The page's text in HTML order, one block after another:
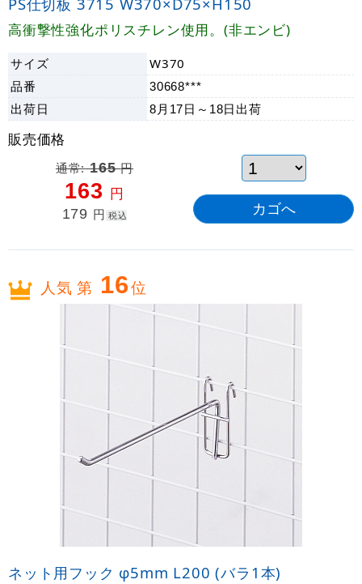
高衝撃性強化ポリスチレン使用。(非エンビ)
サイズ
W370
品番
30668***
出荷日 8月17日～18日 出荷
販売価格
通常:165円
163 円
179 円 税込
人気 第 16位
ネット用フック φ5mm L200 (バラ1本)